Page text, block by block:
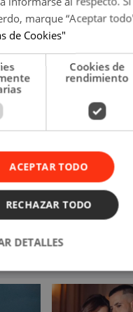
que
su
afrontó
dos
Kevin Díaz
aparatoso
‘Esto es
de 8 metros
todos los
marque “Aceptar
de Cookies"
Cookies de
rendimiento
ACEPTAR TODO
RECHAZAR TODO
DETALLES